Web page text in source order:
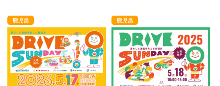
鹿児島 鹿児島